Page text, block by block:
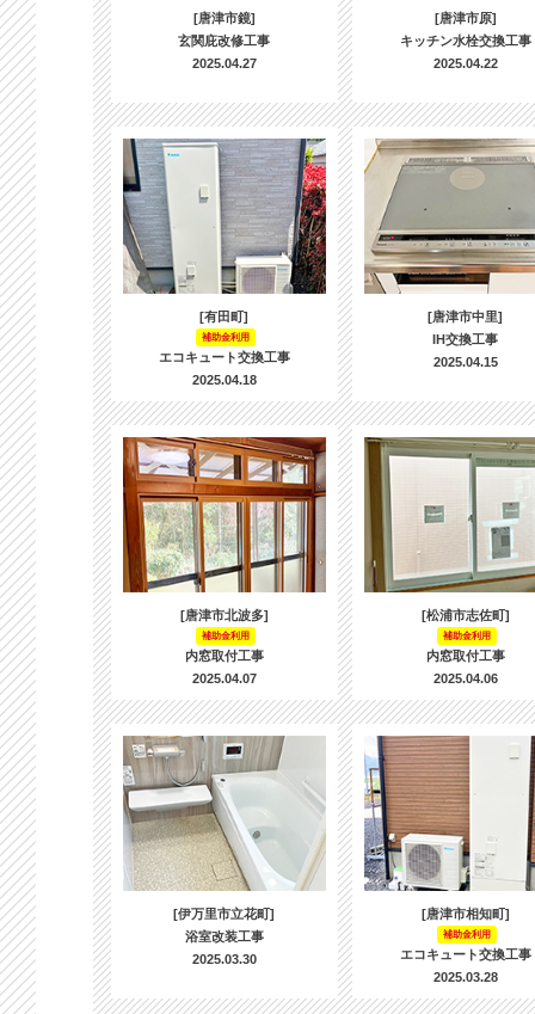
[唐津市鏡]
玄関庇改修工事
2025.04.27
[唐津市原]
キッチン水栓交換工事
2025.04.22
[有田町]
補助金利用
エコキュート交換工事
2025.04.18
[唐津市中里]
IH交換工事
2025.04.15
[唐津市北波多]
補助金利用
内窓取付工事
2025.04.07
[松浦市志佐町]
補助金利用
内窓取付工事
2025.04.06
[伊万里市立花町]
浴室改装工事
2025.03.30
[唐津市相知町]
補助金利用
エコキュート交換工事
2025.03.28